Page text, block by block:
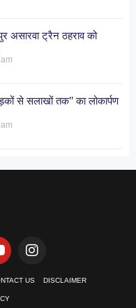
असारवा ट्रैन ठहराव को
से सलाखों तक’’ का लोकार्पण
US DISCLAIMER